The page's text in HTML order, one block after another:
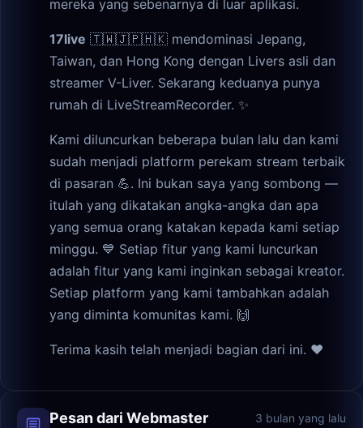
mereka yang sebenarnya di luar aplikasi.
17live 🇹🇼🇯🇵🇭🇰 mendominasi Jepang,
Taiwan, dan Hong Kong dengan Livers asli dan
streamer V-Liver. Sekarang keduanya punya
rumah di LiveStreamRecorder. ✨
Kami diluncurkan beberapa bulan lalu dan kami
sudah menjadi platform perekam stream terbaik
di pasaran 💪. Ini bukan saya yang sombong —
itulah yang dikatakan angka-angka dan apa
yang semua orang katakan kepada kami setiap
minggu. 💙 Setiap fitur yang kami luncurkan
adalah fitur yang kami inginkan sebagai kreator.
Setiap platform yang kami tambahkan adalah
yang diminta komunitas kami. 🙌
Terima kasih telah menjadi bagian dari ini. ❤️
Pesan dari Webmaster 3 bulan yang lalu